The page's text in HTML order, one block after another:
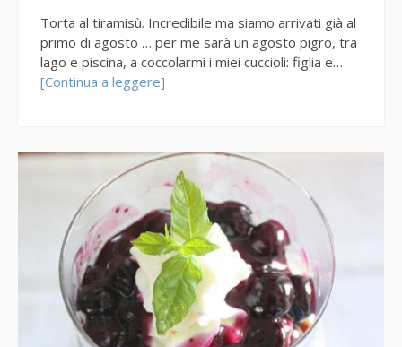
Torta al tiramisù. Incredibile ma siamo arrivati già al
primo di agosto … per me sarà un agosto pigro, tra
lago e piscina, a coccolarmi i miei cuccioli: figlia e…
[Continua a leggere]